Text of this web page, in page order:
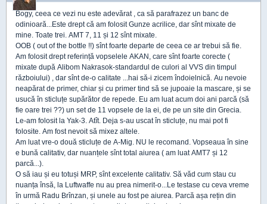
Bogy, ceea ce vezi nu este adevărat , ca să parafrazez un banc de
odinioară...Este drept că am folosit Gunze acrilice, dar sînt mixate de
mine. Toate trei. AMT 7, 11 și 12 sînt mixate.
OOB ( out of the bottle !!) sînt foarte departe de ceea ce ar trebui să fie.
Am folosit drept referință vopselele AKAN, care sînt foarte corecte (
mixate după Alibom Nakrasok-standardul de culori al VVS din timpul
războiului) , dar sînt de-o calitate ...hai să-i zicem îndoielnică. Au nevoie
neapărat de primer, chiar și cu primer tind să se jupoaie la mascare, și se
usucă în sticluțe supărător de repede. Eu am luat acum doi ani parcă (să
fie oare trei ??) un set de 11 vopsele de la ei, de pe un site din Grecia.
Le-am folosit la Yak-3. Atît. Deja s-au uscat în sticluțe, nu mai pot fi
folosite. Am fost nevoit să mixez altele.
Am luat vre-o două sticluțe de A-Mig. NU le recomand. Vopseaua în sine
e bună calitativ, dar nuanțele sînt total aiurea ( am luat AMT7 și 12
parcă...).
O să iau și eu totuși MRP, sînt excelente calitativ. Să văd cum stau cu
nuanța însă, la Luftwaffe nu au prea nimerit-o...Le testase cu ceva vreme
în urmă Radu Brînzan, și unele au fost pe aiurea. Parcă așa rețin din